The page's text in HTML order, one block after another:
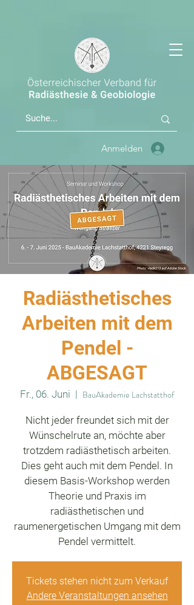
Anmelden
Radiästhetisches
Arbeiten mit dem
Pendel -
ABGESAGT
Fr., 06. Juni
  |
BauAkademie Lachstatthof
Nicht jeder freundet sich mit der
Wünschelrute an, möchte aber
trotzdem radiästhetisch arbeiten.
Dies geht auch mit dem Pendel. In
diesem Basis-Workshop werden
Theorie und Praxis im
radiästhetischen und
raumenergetischen Umgang mit dem
Pendel vermittelt.
Tickets stehen nicht zum Verkauf
Andere Veranstaltungen ansehen